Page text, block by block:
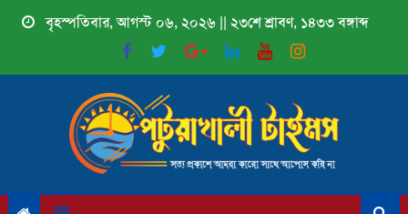
Skip
বৃহস্পতিবার, আগস্ট ০৬, ২০২৬ || ২৩শে শ্রাবণ, ১৪৩৩ বঙ্গাব্দ